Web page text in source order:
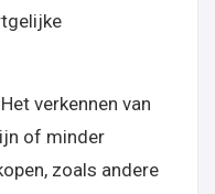
verkennen van
of minder
zoals andere